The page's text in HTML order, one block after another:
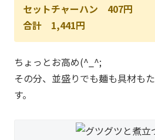
セットチャーハン 407円
合計 1,441円
ちょっとお高め(^_^;
その分、並盛りでも麺も具材も
す。